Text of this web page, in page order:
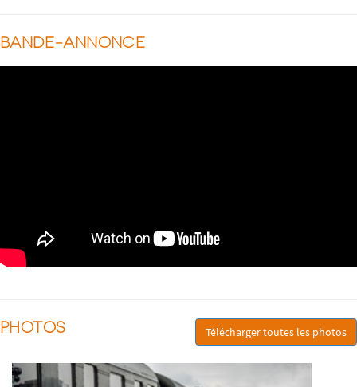
BANDE-ANNONCE
PHOTOS Télécharger toutes les photos